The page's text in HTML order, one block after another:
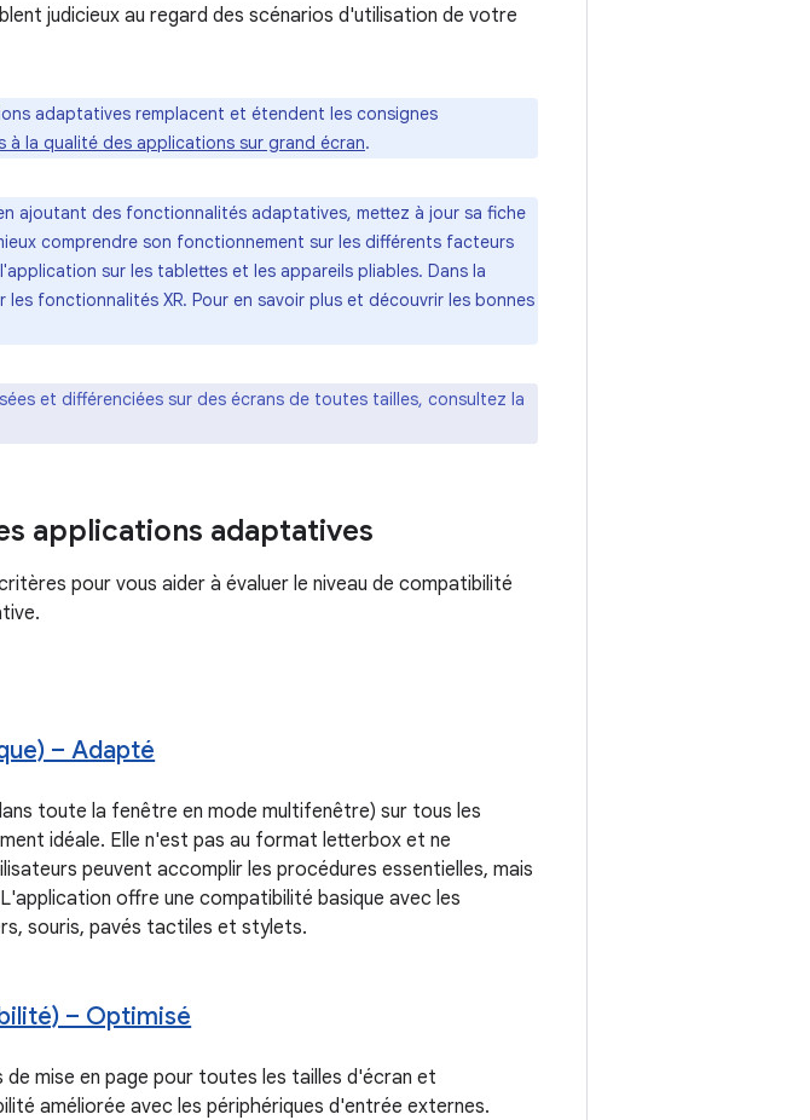
judicieux au regard des scénarios d'utilisation de votre
adaptatives remplacent et étendent les consignes
à la qualité des applications sur grand écran.
ajoutant des fonctionnalités adaptatives, mettez à jour sa fiche
comprendre son fonctionnement sur les différents facteurs
sur les tablettes et les appareils pliables. Dans la
fonctionnalités XR. Pour en savoir plus et découvrir les bonnes
et différenciées sur des écrans de toutes tailles, consultez la
applications adaptatives
pour vous aider à évaluer le niveau de compatibilité
– Adapté
toute la fenêtre en mode multifenêtre) sur tous les
idéale. Elle n'est pas au format letterbox et ne
peuvent accomplir les procédures essentielles, mais
offre une compatibilité basique avec les
souris, pavés tactiles et stylets.
– Optimisé
mise en page pour toutes les tailles d'écran et
améliorée avec les périphériques d'entrée externes.